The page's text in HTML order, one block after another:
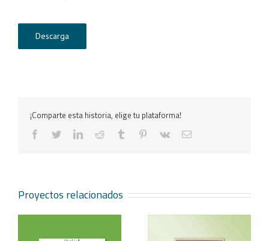
Descarga
¡Comparte esta historia, elige tu plataforma!
facebooktwitterlinkedinreddit tumblr pinterest
vk
Correo
Proyectos relacionados